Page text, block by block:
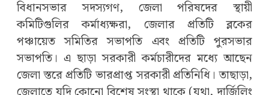
বিধানসভার সদস্যগণ, জেলা পরিষদের স্থায়ী
কমিটিগুলির কর্মাধ্যক্ষরা, জেলার প্রতিটি ব্লকের
পঞ্চায়েত সমিতির সভাপতি এবং প্রতিটি পুরসভার
সভাপতি। এ ছাড়া সরকারী কর্মচারীদের মধ্যে আছেন
জেলা স্তরে প্রতিটি ভারপ্রাপ্ত সরকারী প্রতিনিধি। তাছাড়া,